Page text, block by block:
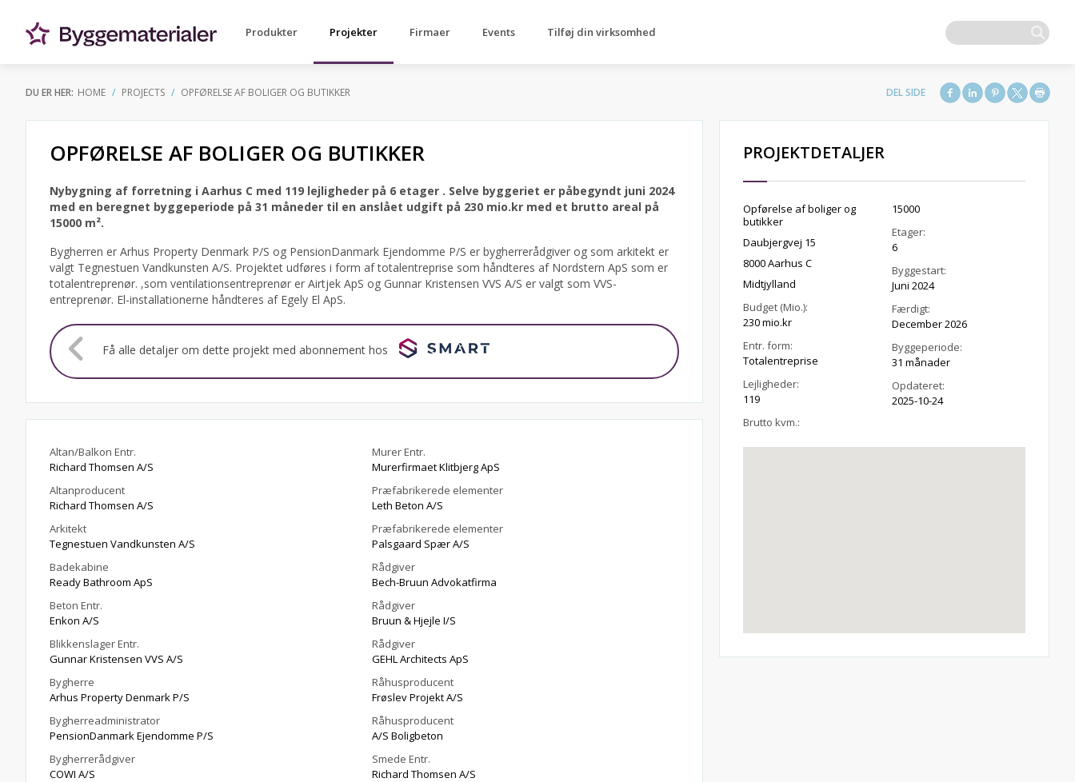
Produkter Projekter Firmaer Events Tilføj din virksomhed
DU ER HER: HOME PROJECTS OPFØRELSE AF BOLIGER OG BUTIKKER
OPFØRELSE AF BOLIGER OG BUTIKKER
Nybygning af forretning i Aarhus C med 119 lejligheder på 6 etager . Selve byggeriet er påbegyndt juni 2024
med en beregnet byggeperiode på 31 måneder til en anslået udgift på 230 mio.kr med et brutto areal på
15000 m².
Bygherren er Arhus Property Denmark P/S og PensionDanmark Ejendomme P/S er bygherrerådgiver og som arkitekt er
valgt Tegnestuen Vandkunsten A/S. Projektet udføres i form af totalentreprise som håndteres af Nordstern ApS som er
totalentreprenør. ,som ventilationsentreprenør er Airtjek ApS og Gunnar Kristensen VVS A/S er valgt som VVS-
entreprenør. El-installationerne håndteres af Egely El ApS.
Få alle detaljer om dette projekt med abonnement hos
Altan/Balkon Entr.
Richard Thomsen A/S
Altanproducent
Richard Thomsen A/S
Arkitekt
Tegnestuen Vandkunsten A/S
Badekabine
Ready Bathroom ApS
Beton Entr.
Enkon A/S
Blikkenslager Entr.
Gunnar Kristensen VVS A/S
Bygherre
Arhus Property Denmark P/S
Bygherreadministrator
PensionDanmark Ejendomme P/S
Bygherrerådgiver
COWI A/S
Murer Entr.
Murerfirmaet Klitbjerg ApS
Præfabrikerede elementer
Leth Beton A/S
Præfabrikerede elementer
Palsgaard Spær A/S
Rådgiver
Bech-Bruun Advokatfirma
Rådgiver
Bruun & Hjejle I/S
Rådgiver
GEHL Architects ApS
Råhusproducent
Frøslev Projekt A/S
Råhusproducent
A/S Boligbeton
Smede Entr.
Richard Thomsen A/S
PROJEKTDETALJER
Opførelse af boliger og
butikker
Daubjergvej 15
8000 Aarhus C
Midtjylland
Budget (Mio.):
230 mio.kr
Entr. form:
Totalentreprise
Lejligheder:
119
Brutto kvm.:
15000
Etager:
6
Byggestart:
Juni 2024
Færdigt:
December 2026
Byggeperiode:
31 månader
Opdateret:
2025-10-24